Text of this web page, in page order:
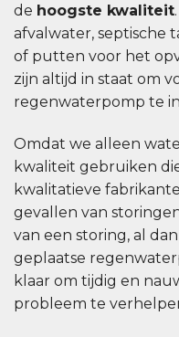
de hoogste kwaliteit
afvalwater, septische
of putten voor het
zijn altijd in staat om
regenwaterpomp te
Omdat we alleen
kwaliteit gebruiken
kwalitatieve
gevallen van
van een storing, al
geplaatse
klaar om tijdig en
probleem te